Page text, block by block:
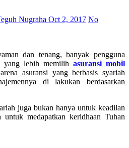
Nugraha Oct 2, 2017 No
yang lebih memilih asuransi mobil
asuransi yang berbasis syariah
di lakukan berdasarkan
juga bukan hanya untuk keadilan
untuk medapatkan keridhaan Tuhan